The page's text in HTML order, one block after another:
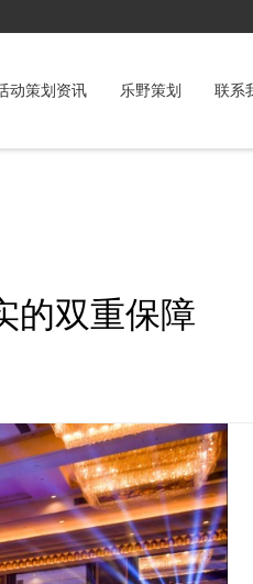
动策划资讯 乐野策划 联系
的双重保障